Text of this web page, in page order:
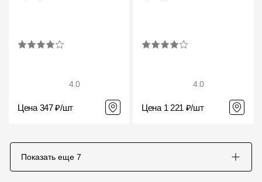
4.0
Цена 347 ₽/шт
4.0
Цена 1 221 ₽/шт
Показать еще 7